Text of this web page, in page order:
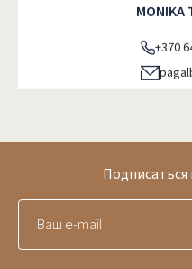
MONIKA
+370
Подписаться